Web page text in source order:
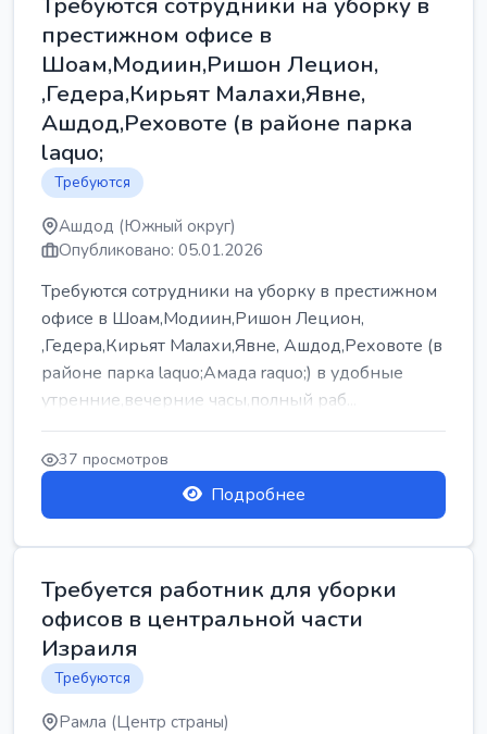
престижном офисе в
Шоам,Модиин,Ришон Лецион,
,Гедера,Кирьят Малахи,Явне,
Ашдод,Реховоте (в районе парка
laquo;
Требуются
Ашдод (Южный округ)
Опубликовано: 05.01.2026
Требуются сотрудники на уборку в престижном
офисе в Шоам,Модиин,Ришон Лецион,
,Гедера,Кирьят Малахи,Явне, Ашдод,Реховоте (в
районе парка laquo;Амада raquo;) в удобные
утренние,вечерние часы,полный раб...
37 просмотров
Подробнее
Требуется работник для уборки
офисов в центральной части
Израиля
Требуются
Рамла (Центр страны)